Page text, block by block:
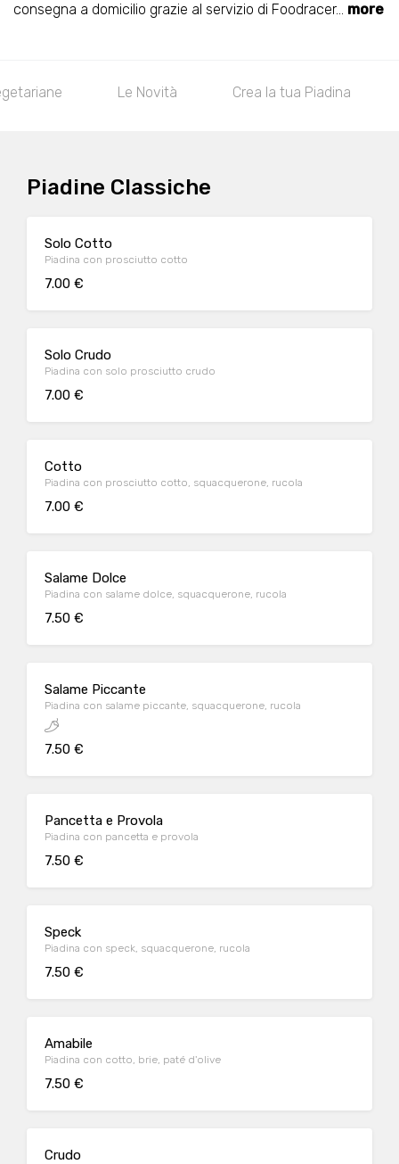
consegna a domicilio grazie al servizio di Foodracer... more
Le Novità Crea la tua Piadina
Piadine Classiche
Solo Cotto
Piadina con prosciutto cotto
7.00 €
Solo Crudo
Piadina con solo prosciutto crudo
7.00 €
Cotto
Piadina con prosciutto cotto, squacquerone, rucola
7.00 €
Salame Dolce
Piadina con salame dolce, squacquerone, rucola
7.50 €
Salame Piccante
Piadina con salame piccante, squacquerone, rucola
7.50 €
Pancetta e Provola
Piadina con pancetta e provola
7.50 €
Speck
Piadina con speck, squacquerone, rucola
7.50 €
Amabile
Piadina con cotto, brie, paté d'olive
7.50 €
Crudo